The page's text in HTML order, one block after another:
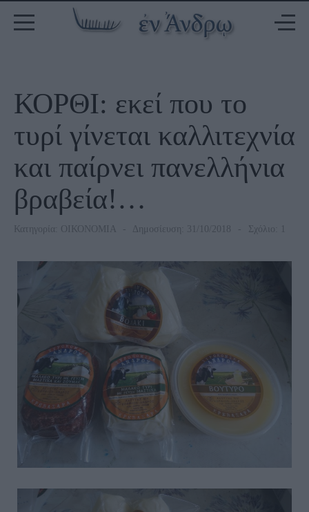
ΚΟΡΘΙ: εκεί που το
τυρί γίνεται καλλιτεχνία
και παίρνει πανελλήνια
βραβεία!…
Κατηγορία: ΟΙΚΟΝΟΜΙΑ Δημοσίευση: 31/10/2018 Σχόλιο: 1